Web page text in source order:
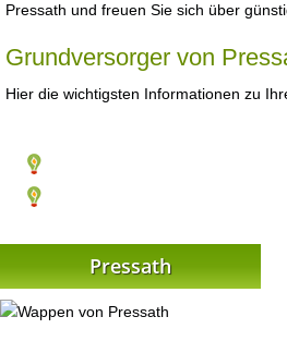
Pressath und freuen Sie sich über
Grundversorger von
Hier die wichtigsten Informationen zu
Pressath